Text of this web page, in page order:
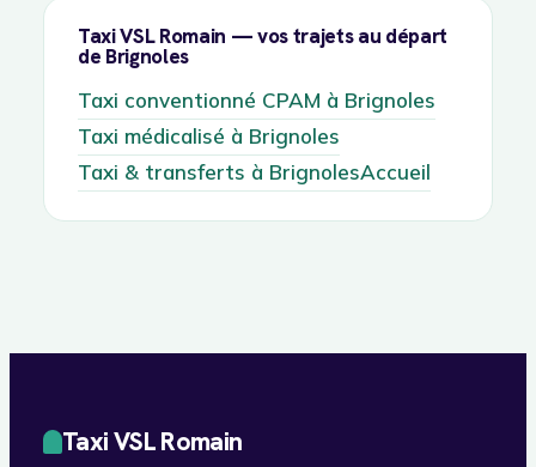
Taxi VSL Romain — vos trajets au départ
de Brignoles
Taxi conventionné CPAM à Brignoles
Taxi médicalisé à Brignoles
Taxi & transferts à BrignolesAccueil
Taxi VSL Romain